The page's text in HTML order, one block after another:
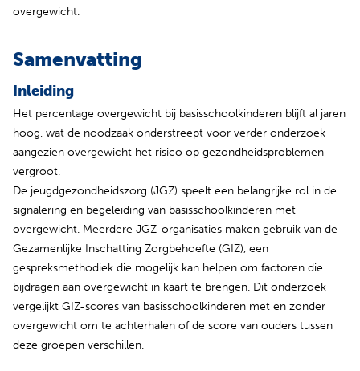
overgewicht.
Samenvatting
Inleiding
Het percentage overgewicht bij basisschoolkinderen blijft al jaren
hoog, wat de noodzaak onderstreept voor verder onderzoek
aangezien overgewicht het risico op gezondheidsproblemen
vergroot.
De jeugdgezondheidszorg (JGZ) speelt een belangrijke rol in de
signalering en begeleiding van basisschoolkinderen met
overgewicht. Meerdere JGZ-organisaties maken gebruik van de
Gezamenlijke Inschatting Zorgbehoefte (GIZ), een
gespreksmethodiek die mogelijk kan helpen om factoren die
bijdragen aan overgewicht in kaart te brengen. Dit onderzoek
vergelijkt GIZ-scores van basisschoolkinderen met en zonder
overgewicht om te achterhalen of de score van ouders tussen
deze groepen verschillen.